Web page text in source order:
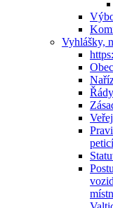
Vyhlášky,
Řády
peticí